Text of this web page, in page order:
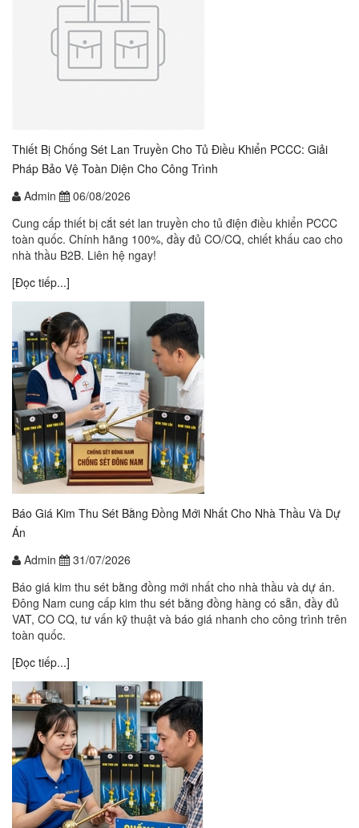
Thiết Bị Chống Sét Lan Truyền Cho Tủ Điều Khiển PCCC: Giải
Pháp Bảo Vệ Toàn Diện Cho Công Trình
Admin
06/08/2026
Cung cấp thiết bị cắt sét lan truyền cho tủ điện điều khiển PCCC
toàn quốc. Chính hãng 100%, đầy đủ CO/CQ, chiết khấu cao cho
nhà thầu B2B. Liên hệ ngay!
[Đọc tiếp...]
Báo Giá Kim Thu Sét Bằng Đồng Mới Nhất Cho Nhà Thầu Và Dự
Án
Admin
31/07/2026
Báo giá kim thu sét bằng đồng mới nhất cho nhà thầu và dự án.
Đông Nam cung cấp kim thu sét bằng đồng hàng có sẵn, đầy đủ
VAT, CO CQ, tư vấn kỹ thuật và báo giá nhanh cho công trình trên
toàn quốc.
[Đọc tiếp...]